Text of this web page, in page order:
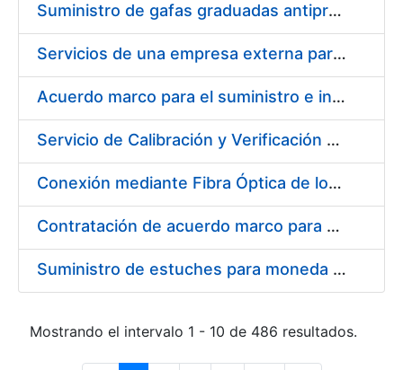
Suministro de gafas graduadas antiproyecciones para los trabajadores de la FNMT-RCM en los centros de trabajo de Madrid y Burgos
Servicios de una empresa externa para el asesoramiento y resolución de los recursos de alzada que se presentan relacionados con procesos de selección para la FNMT-RCM
Acuerdo marco para el suministro e instalación de persianas, estores y otros complementos
Servicio de Calibración y Verificación Externa de los Equipos de Medición del Servicio de Prevención de la FNMT-RCM
Conexión mediante Fibra Óptica de los Centros de Proceso de Datos (CPDs) de las sedes de la FNMT-RCM de Burgos y Madrid
Contratación de acuerdo marco para el Suministro de Material de Electricidad para la Fábrica Nacional de Moneda y Timbre-Real Casa de la Moneda en su centro de trabajo de Burgos
Suministro de estuches para moneda de 30 €
Mostrando el intervalo 1 - 10 de 486 resultados.